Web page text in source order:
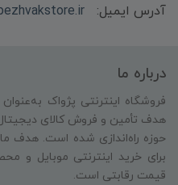
آدرس ایمیل:
درباره ما
فروشگاه اینترنتی پژواک
هدف تأمین و فروش کالای دیجیتال
حوزه راه‌اندازی شده است. هدف
برای خرید اینترنتی موبایل و
قیمت رقابتی است.